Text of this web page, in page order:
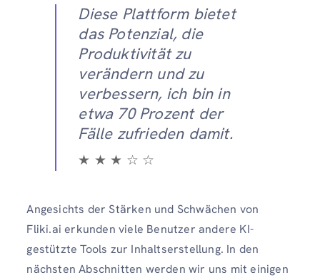
Diese Plattform bietet
das Potenzial, die
Produktivität zu
verändern und zu
verbessern, ich bin in
etwa 70 Prozent der
Fälle zufrieden damit.
★ ★ ★ ☆ ☆
Angesichts der Stärken und Schwächen von
Fliki.ai erkunden viele Benutzer andere KI-
gestützte Tools zur Inhaltserstellung. In den
nächsten Abschnitten werden wir uns mit einigen